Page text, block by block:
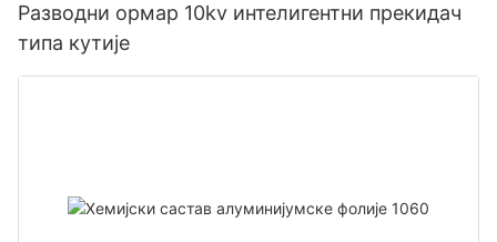
Разводни ормар 10kv интелигентни прекидач
типа кутије